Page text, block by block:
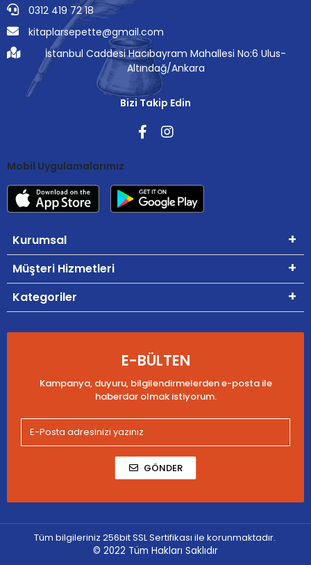
0312 419 72 18
kitaplarsepette@gmail.com
İstanbul Caddesi Hacıbayram Mahallesi No:6 Ulus-
Altındağ/Ankara
Bizi Takip Edin
Mobil Uygulamalarımız
Kurumsal
Müşteri Hizmetleri
Kategoriler
E-BÜLTEN
Kampanya, duyuru, bilgilendirmelerden e-posta ile
haberdar olmak istiyorum.
GÖNDER
Tüm bilgileriniz 256bit SSL Sertifikası ile korunmaktadır.
© 2022 Tüm Hakları Saklıdır